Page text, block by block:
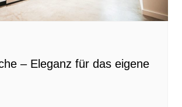
– Eleganz für das eigene